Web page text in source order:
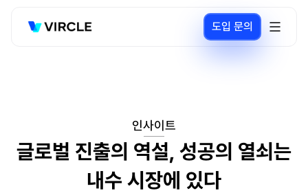
도입 문의
인사이트
글로벌 진출의 역설, 성공의 열쇠는
내수 시장에 있다